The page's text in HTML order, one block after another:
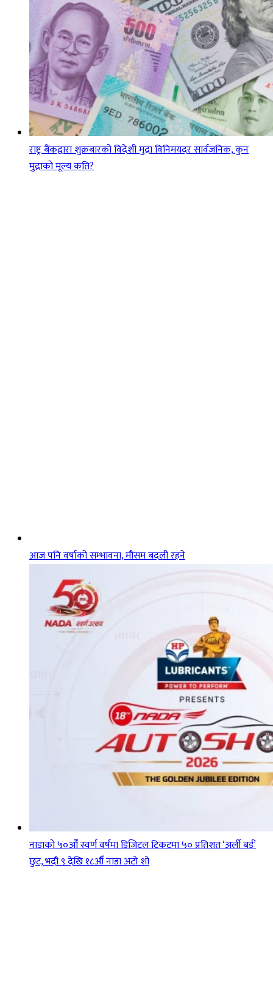
राष्ट्र बैंकद्वारा शुक्रबारको विदेशी मुद्रा विनिमयदर सार्वजनिक, कुन
मुद्राको मूल्य कति?
आज पनि वर्षाको सम्भावना, मौसम बदली रहने
नाडाको ५०औँ स्वर्ण वर्षमा डिजिटल टिकटमा ५० प्रतिशत ‘अर्ली बर्ड’
छुट, भदौ ९ देखि १८औँ नाडा अटो शो